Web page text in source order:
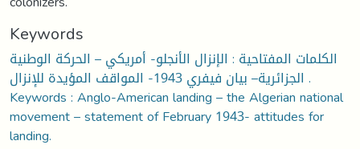
Keywords
الكلمات المفتاحية : الإنزال الأنجلو- أمريكي – الحركة الوطنية
الجزائرية– بيان فيفري 1943- المواقف المؤيدة للإنزال .
Keywords : Anglo-American landing – the Algerian national
movement – statement of February 1943- attitudes for
landing.